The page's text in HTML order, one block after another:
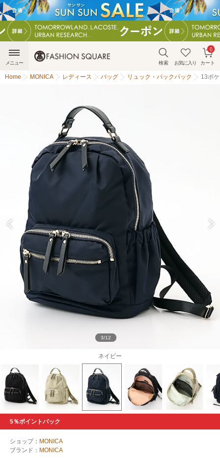
検索 お気に入り カート
0
メニュー
Home MONICA レディース バッグ リュック・バックパック 13ポ
ネイビー
3/12
5％ポイントバック
ショップ： MONICA
ブランド： MONICA